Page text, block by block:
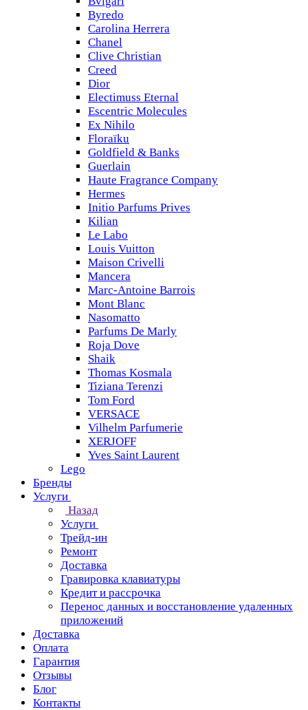
Byredo
Carolina Herrera
Chanel
Clive Christian
Creed
Dior
Electimuss Eternal
Escentric Molecules
Ex Nihilo
Floraïku
Goldfield & Banks
Guerlain
Haute Fragrance Company
Hermes
Initio Parfums Prives
Kilian
Le Labo
Louis Vuitton
Maison Crivelli
Mancera
Marc-Antoine Barrois
Mont Blanc
Nasomatto
Parfums De Marly
Roja Dove
Shaik
Thomas Kosmala
Tiziana Terenzi
Tom Ford
VERSACE
Vilhelm Parfumerie
XERJOFF
Yves Saint Laurent
Lego
Бренды
Услуги
Назад
Услуги
Трейд-ин
Ремонт
Доставка
Гравировка клавиатуры
Кредит и рассрочка
Перенос данных и восстановление удаленных
приложений
Доставка
Оплата
Гарантия
Отзывы
Блог
Контакты